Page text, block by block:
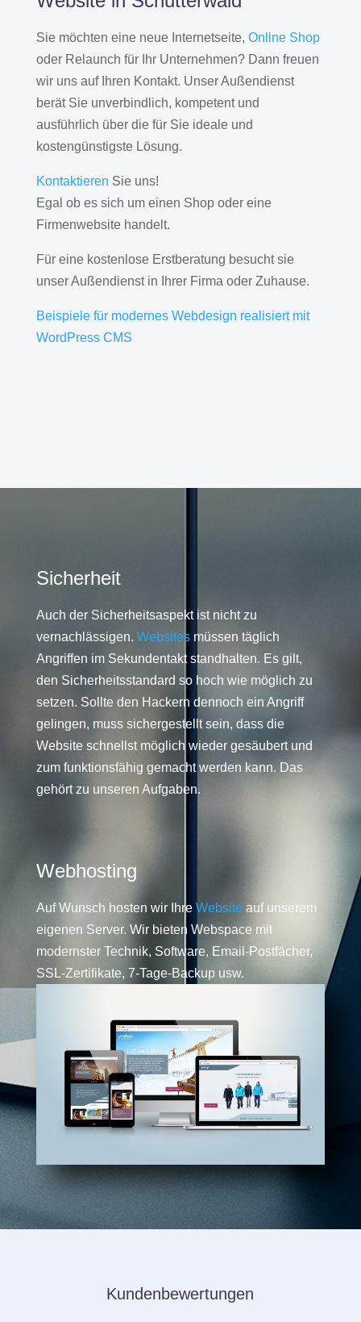
Sie möchten eine neue Internetseite, Online Shop
oder Relaunch für Ihr Unternehmen? Dann freuen
wir uns auf Ihren Kontakt. Unser Außendienst
berät Sie unverbindlich, kompetent und
ausführlich über die für Sie ideale und
kostengünstigste Lösung.
Kontaktieren Sie uns!
Egal ob es sich um einen Shop oder eine
Firmenwebsite handelt.
Für eine kostenlose Erstberatung besucht sie
unser Außendienst in Ihrer Firma oder Zuhause.
Beispiele für modernes Webdesign realisiert mit
WordPress CMS
Sicherheit
Auch der Sicherheitsaspekt ist nicht zu
vernachlässigen. Websitesmüssen täglich
Angriffen im Sekundentakt standhalten. Es gilt,
den Sicherheitsstandard so hoch wie möglich zu
setzen. Sollte den Hackern dennoch ein Angriff
gelingen, muss sichergestellt sein, dass die
Website schnellst möglich wieder gesäubert und
zum funktionsfähig gemacht werden kann. Das
gehört zu unseren Aufgaben.
Webhosting
Auf Wunsch hosten wir Ihre Website auf unserem
eigenen Server. Wir bieten Webspace mit
modernster Technik, Software, Email-Postfächer,
SSL-Zertifikate, 7-Tage-Backup usw.
Kundenbewertungen